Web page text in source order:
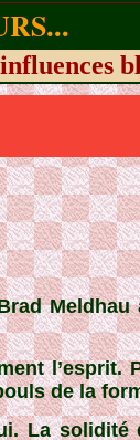
l’esprit.
de la
La